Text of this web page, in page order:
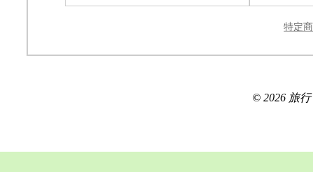
特定
© 2026 旅行